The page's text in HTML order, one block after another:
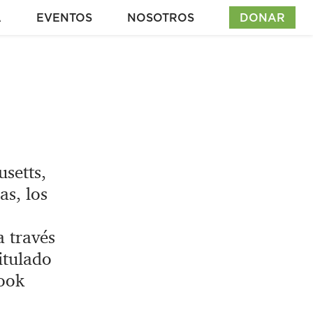
EVENTOS NOSOTROS DONAR
los
través